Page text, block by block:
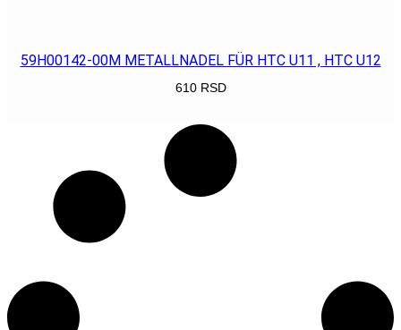
59H00142-00M METALLNADEL FÜR HTC U11 , HTC U12
610 RSD